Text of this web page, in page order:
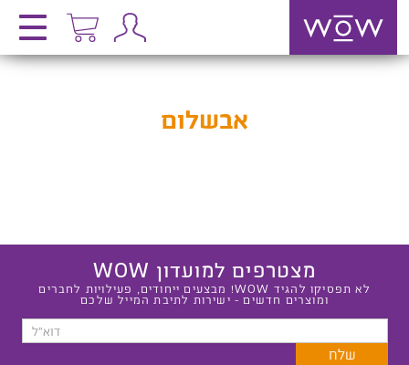
אבשלום
מצטרפים למועדון WOW
לא תפסיקו להגיד WOW! מבצעים ייחודים, פעילויות לחברים
ומוצרים חדשים - ישירות לתיבת המייל שלכם